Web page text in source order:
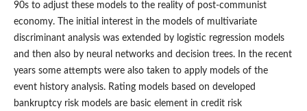
90s to adjust these models to the reality of post-communist
economy. The initial interest in the models of multivariate
discriminant analysis was extended by logistic regression models
and then also by neural networks and decision trees. In the recent
years some attempts were also taken to apply models of the
event history analysis. Rating models based on developed
bankruptcy risk models are basic element in credit risk